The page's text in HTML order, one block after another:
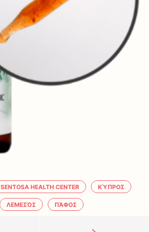
SENTOSA HEALTH CENTER ΚΎΠΡΟΣ
ΛΕΜΕΣΌΣ ΠΆΦΟΣ